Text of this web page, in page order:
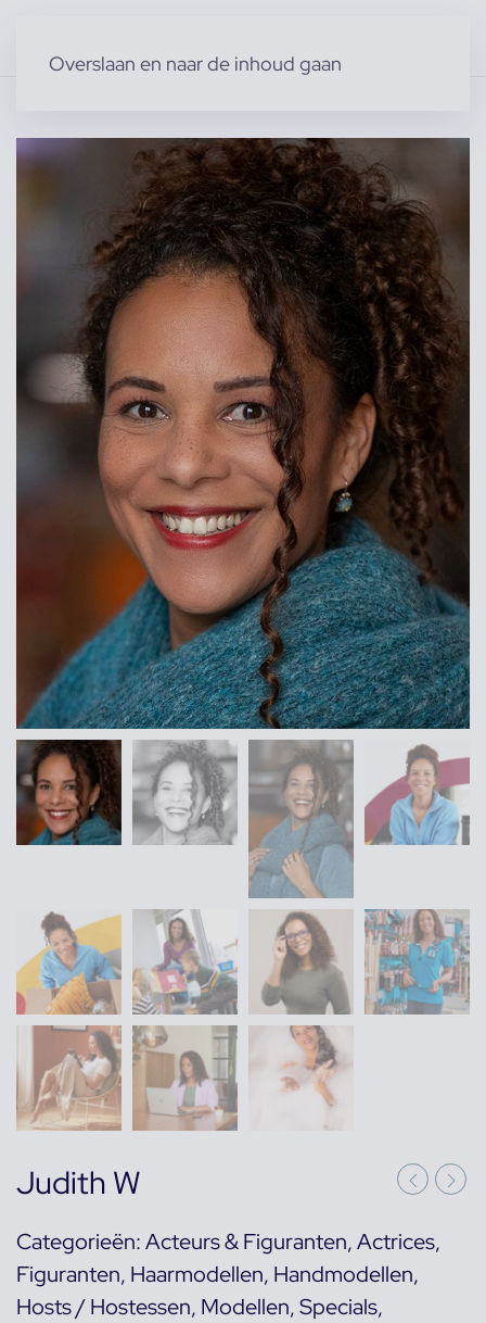
Overslaan en naar de inhoud gaan
Judith W
Categorieën:Acteurs & Figuranten,Actrices,
Figuranten, Haarmodellen, Handmodellen,
Hosts / Hostessen, Modellen,Specials,